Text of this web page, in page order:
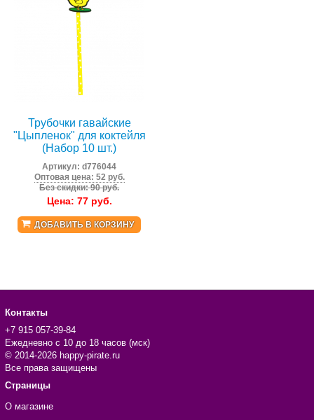
Трубочки гавайские
"Цыпленок" для коктейля
(Набор 10 шт.)
Артикул:d776044
Оптовая цена: 52 руб.
Без скидки: 90 руб.
Цена: 77руб.
ДОБАВИТЬ В КОРЗИНУ
Контакты
+7 915 057-39-84
Ежедневно с 10 до 18 часов (мск)
© 2014-2026 happy-pirate.ru
Все права защищены
Страницы
О магазине